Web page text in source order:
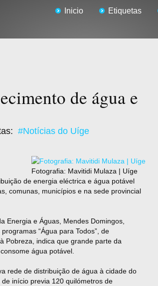
Inicio Etiquetas
de água e
#Notícias do Uíge
Fotografia: Mavitidi Mulaza | Uíge
de energia eléctrica e água potável
comunas, municípios e na sede provincial
Energia e Águas, Mendes Domingos,
“Água para Todos”, de
Pobreza, indica que grande parte da
água potável.
rede de distribuição de água à cidade do
início previa 120 quilómetros de